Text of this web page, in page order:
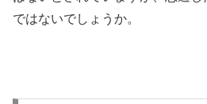
ではないでしょうか。